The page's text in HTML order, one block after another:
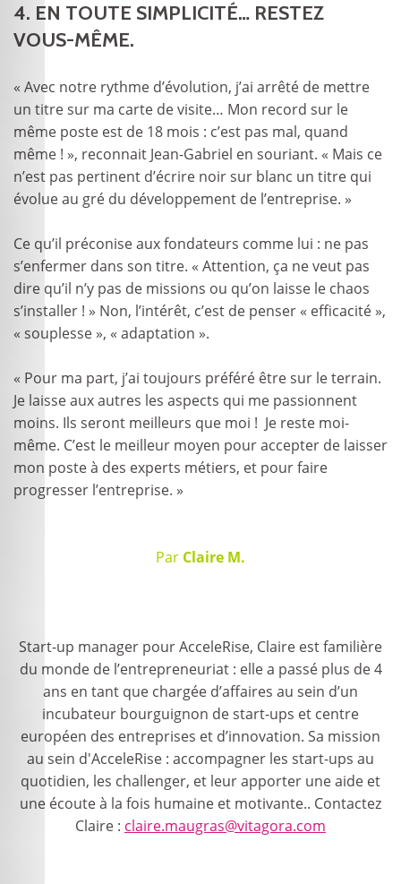
4. EN TOUTE SIMPLICITÉ… RESTEZ
VOUS-MÊME.
« Avec notre rythme d’évolution, j’ai arrêté de mettre
un titre sur ma carte de visite… Mon record sur le
même poste est de 18 mois : c’est pas mal, quand
même ! », reconnait Jean-Gabriel en souriant. « Mais ce
n’est pas pertinent d’écrire noir sur blanc un titre qui
évolue au gré du développement de l’entreprise. »
Ce qu’il préconise aux fondateurs comme lui : ne pas
s’enfermer dans son titre. « Attention, ça ne veut pas
dire qu’il n’y pas de missions ou qu’on laisse le chaos
s’installer ! » Non, l’intérêt, c’est de penser « efficacité »,
« souplesse », « adaptation ».
« Pour ma part, j’ai toujours préféré être sur le terrain.
Je laisse aux autres les aspects qui me passionnent
moins. Ils seront meilleurs que moi ! Je reste moi-
même. C’est le meilleur moyen pour accepter de laisser
mon poste à des experts métiers, et pour faire
progresser l’entreprise. »
Par Claire M.
Start-up manager pour AcceleRise, Claire est familière
du monde de l’entrepreneuriat : elle a passé plus de 4
ans en tant que chargée d’affaires au sein d’un
incubateur bourguignon de start-ups et centre
européen des entreprises et d’innovation. Sa mission
au sein d'AcceleRise : accompagner les start-ups au
quotidien, les challenger, et leur apporter une aide et
une écoute à la fois humaine et motivante.. Contactez
Claire : claire.maugras@vitagora.com